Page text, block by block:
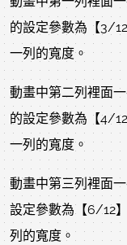
的設定參數為【3/
一列的寬度。
動畫中第二列裡面
的設定參數為【4/
一列的寬度。
動畫中第三列裡面
設定參數為【6/12
列的寬度。